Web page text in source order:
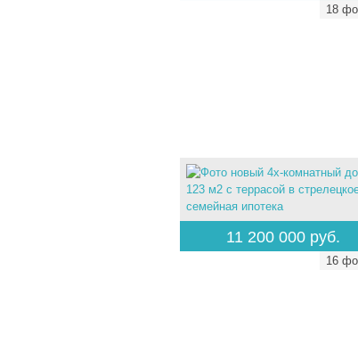
18
11 200 000 руб.
16